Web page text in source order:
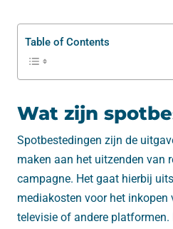
Table of Contents
Wat zijn
Spotbestedingen zijn de
maken aan het uitzenden van
campagne. Het gaat hierbij
mediakosten voor het inkopen
televisie of andere platformen.